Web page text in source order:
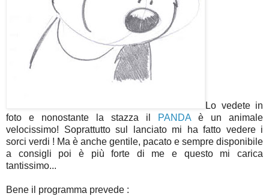
Lo vedete in
foto e nonostante la stazza il
PANDA è un animale
velocissimo! Soprattutto sul lanciato mi ha fatto vedere i
sorci verdi ! Ma è anche gentile, pacato e sempre disponibile
a consigli poi è più forte di me e questo mi carica
tantissimo...
Bene il programma prevede :